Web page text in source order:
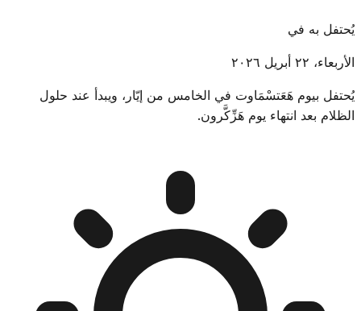
يُحتفل به في
الأربعاء، ٢٢ أبريل ٢٠٢٦
يُحتفل بيوم هَعَتسْمَاوت في الخامس من إيّار، ويبدأ عند حلول
الظلام بعد انتهاء يوم هَزِّكَّرون.